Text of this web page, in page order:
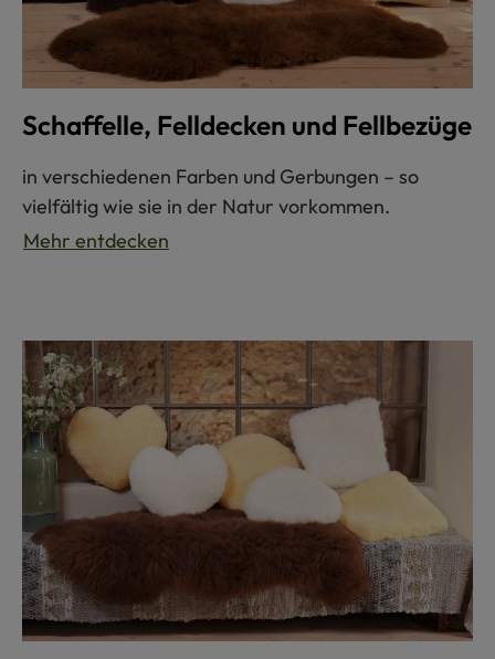
Schaffelle, Felldecken und Fellbezüge
in verschiedenen Farben und Gerbungen – so
vielfältig wie sie in der Natur vorkommen.
Mehr entdecken